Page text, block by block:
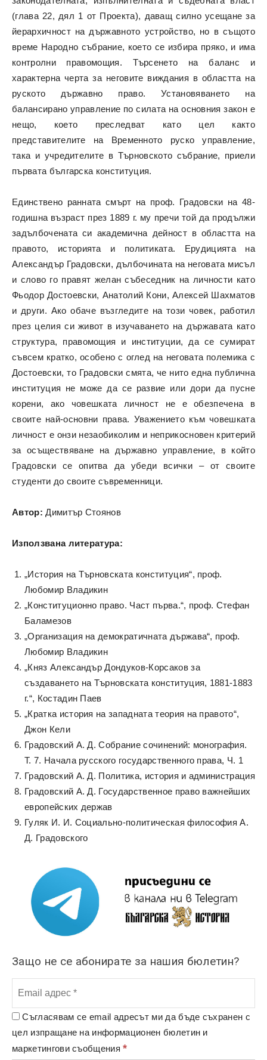
(глава 22, дял 1 от Проекта), даващ силно усещане за
йерархичност на държавното устройство, но в същото
време Народно събрание, което се избира пряко, и има
контролни правомощия. Търсенето на баланс и
характерна черта за неговите виждания в областта на
руското държавно право. Установяването на
балансирано управление по силата на основния закон е
нещо, което преследват като цел както
представителите на Временното руско управление,
така и учредителите в Търновското събрание, приели
първата българска конституция.
Единствено ранната смърт на проф. Градовски на 48-
годишна възраст през 1889 г. му пречи той да продължи
задълбочената си академична дейност в областта на
правото, историята и политиката. Ерудицията на
Александър Градовски, дълбочината на неговата мисъл
и слово го правят желан събеседник на личности като
Фьодор Достоевски, Анатолий Кони, Алексей Шахматов
и други. Ако обаче възгледите на този човек, работил
през целия си живот в изучаването на държавата като
структура, правомощия и институции, да се сумират
съвсем кратко, особено с оглед на неговата полемика с
Достоевски, то Градовски смята, че нито една публична
институция не може да се развие или дори да пусне
корени, ако човешката личност не е обезпечена в
своите най-основни права. Уважението към човешката
личност е онзи незаобиколим и неприкосновен критерий
за осъществяване на държавно управление, в който
Градовски се опитва да убеди всички – от своите
студенти до своите съвременници.
Автор: Димитър Стоянов
Използвана литература:
„История на Търновската конституция“, проф.
Любомир Владикин
„Конституционно право. Част първа.“, проф. Стефан
Баламезов
„Организация на демократичната държава“, проф.
Любомир Владикин
„Княз Александър Дондуков-Корсаков за
създаването на Търновската конституция, 1881-1883
г.“, Костадин Паев
„Кратка история на западната теория на правото“,
Джон Кели
Градовский А. Д. Собрание сочинений: монография.
Т. 7. Начала русского государственного права, Ч. 1
Градовский А. Д. Политика, история и администрация
Градовский А. Д. Государственное право важнейших
европейских держав
Гуляк И. И. Социально-политическая философия А.
Д. Градовского
Защо не се абонирате за нашия бюлетин?
Съгласявам се email адресът ми да бъде съхранен с
цел изпращане на информационен бюлетин и
маркетингови съобщения*